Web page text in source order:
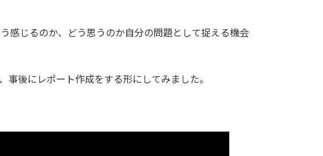
感じるのか、どう思うのか自分の問題として捉える機会
後にレポート作成をする形にしてみました。